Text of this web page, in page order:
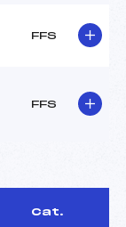
FFS
FFS
Cat.